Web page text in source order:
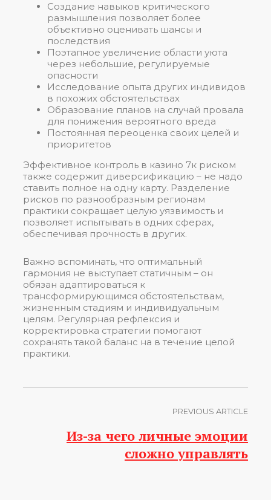
Создание навыков критического
размышления позволяет более
объективно оценивать шансы и
последствия
Поэтапное увеличение области уюта
через небольшие, регулируемые
опасности
Исследование опыта других индивидов
в похожих обстоятельствах
Образование планов на случай провала
для понижения вероятного вреда
Постоянная переоценка своих целей и
приоритетов
Эффективное контроль в казино 7к риском
также содержит диверсификацию – не надо
ставить полное на одну карту. Разделение
рисков по разнообразным регионам
практики сокращает целую уязвимость и
позволяет испытывать в одних сферах,
обеспечивая прочность в других.
Важно вспоминать, что оптимальный
гармония не выступает статичным – он
обязан адаптироваться к
трансформирующимся обстоятельствам,
жизненным стадиям и индивидуальным
целям. Регулярная рефлексия и
корректировка стратегии помогают
сохранять такой баланс на в течение целой
практики.
PREVIOUS ARTICLE
Из-за чего личные эмоции
сложно управлять